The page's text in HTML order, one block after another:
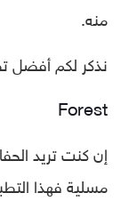
منه.
نذكر لكم أفضل
Forest
إن كنت تريد
مسلية فهذا